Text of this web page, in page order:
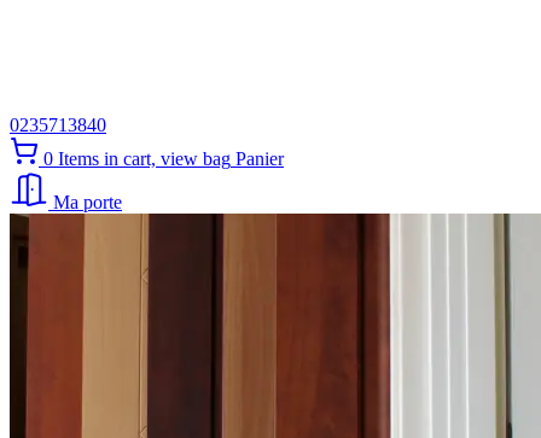
0235713840
0 Items in cart, view bag Panier
Ma porte